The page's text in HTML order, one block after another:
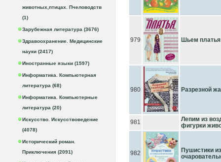
животных,птицах. Пчеловодств
(1)
Зарубежная литература (3676)
Здравоохранение. Медицинские
науки (2417)
Иностранные языки (1597)
Информатика. Компьютерная
литература (68)
Информатика. Компьютерные
литература (20)
Искусство. Искусствоведение
(4078)
Исторический роман.
Приключения (2091)
979 Шьем платья
980 Разрезной
981
Лепим из
фигурки
982
Пушистики